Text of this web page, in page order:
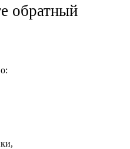
обратный